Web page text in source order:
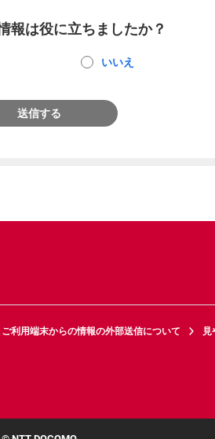
報は役に立ちましたか？
いいえ
送信する
利用端末からの情報の外部送信について
見